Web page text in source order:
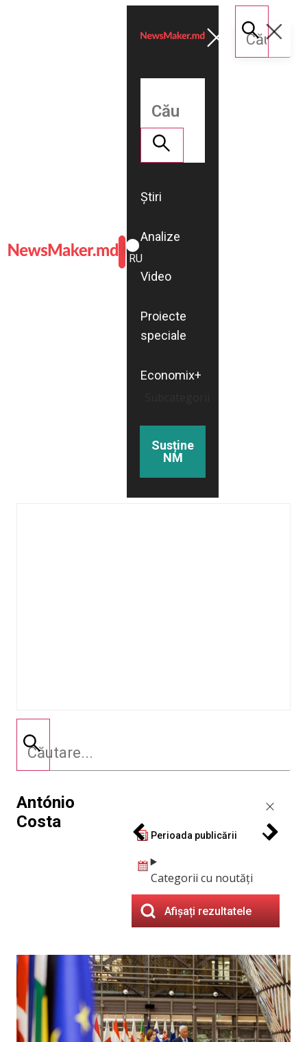
ROMÂNĂ
RU
Știri
Analize
Video
Proiecte
speciale
Economix+
Susține
NM
António
Costa
Perioada publicării
Categorii cu noutăți
Afișați rezultatele